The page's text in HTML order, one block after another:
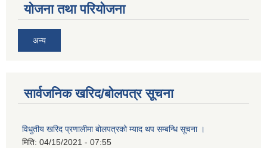
योजना तथा परियोजना
अन्य
सार्वजनिक खरिद/बोलपत्र सूचना
विधुतीय खरिद प्रणालीमा बोलपत्रको म्याद थप सम्बन्धि सूचना ।
मिति: 04/15/2021 - 07:55